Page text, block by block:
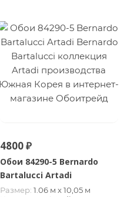
4800 ₽
Обои 84290-5 Bernardo
Bartalucci Artadi
Размер: 1.06 м х 10,05 м